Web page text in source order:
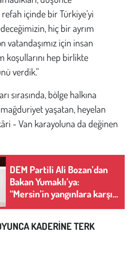
içinde bir Türkiye’yi
hiç bir ayrım
vatandaşımız için insan
koşullarını hep birlikte
verdik.”
sırasında, bölge halkına
mağduriyet yaşatan, heyelan
- Van karayoluna da değinen
DEM Partili Ali Bozan’dan
Bakan Yumaklı’ya:
“Mersin’in yangınlara karşı
KADERİNE TERK